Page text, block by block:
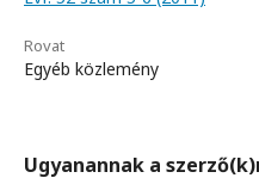
Rovat
Egyéb közlemény
Ugyanannak a